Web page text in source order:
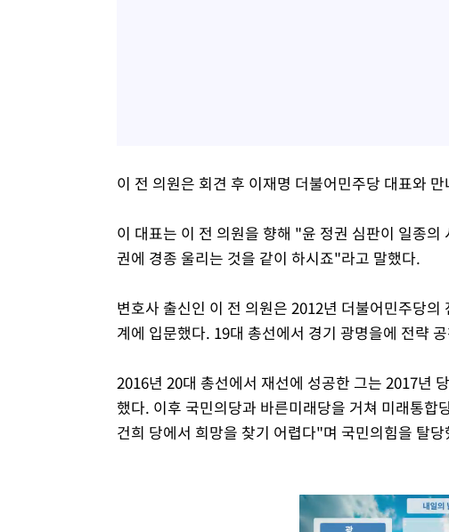
이 전 의원은 회견 후 이재명 더불어민주당 대표와
이 대표는 이 전 의원을 향해 "윤 정권 심판이 일종
권에 경종 울리는 것을 같이 하시죠"라고 말했다.
변호사 출신인 이 전 의원은 2012년 더불어민주당
계에 입문했다. 19대 총선에서 경기 광명을에 전략
2016년 20대 총선에서 재선에 성공한 그는 2017년
했다. 이후 국민의당과 바른미래당을 거쳐 미래통
건희 당에서 희망을 찾기 어렵다"며 국민의힘을 탈당